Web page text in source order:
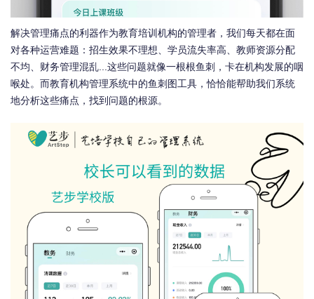
解决管理痛点的利器作为教育培训机构的管理者，我们每天都在面
对各种运营难题：招生效果不理想、学员流失率高、教师资源分配
不均、财务管理混乱...这些问题就像一根根鱼刺，卡在机构发展的咽
喉处。而教育机构管理系统中的鱼刺图工具，恰恰能帮助我们系统
地分析这些痛点，找到问题的根源。